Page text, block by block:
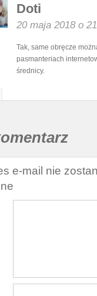
Doti
20 maja 2018 o
Tak, same obręcze
pasmanteriach
średnicy.
e-mail nie